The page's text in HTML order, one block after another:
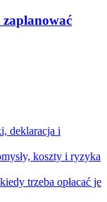
deklaracja i
koszty i ryzyka
trzeba opłacać je